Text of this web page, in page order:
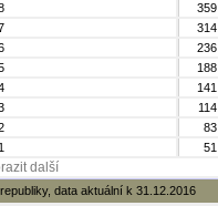
359
314
236
188
141
114
83
51
další
data aktuální k 31.12.2016